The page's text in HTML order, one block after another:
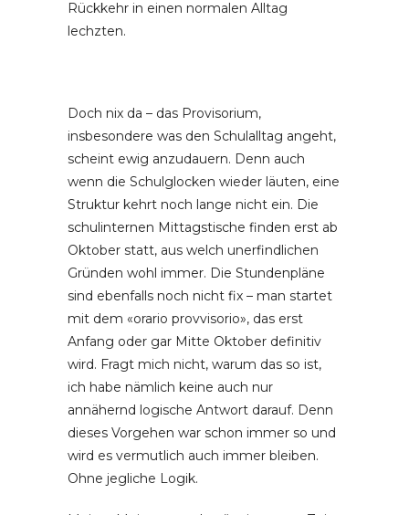
Rückkehr in einen normalen Alltag
lechzten.
Doch nix da – das Provisorium,
insbesondere was den Schulalltag angeht,
scheint ewig anzudauern. Denn auch
wenn die Schulglocken wieder läuten, eine
Struktur kehrt noch lange nicht ein. Die
schulinternen Mittagstische finden erst ab
Oktober statt, aus welch unerfindlichen
Gründen wohl immer. Die Stundenpläne
sind ebenfalls noch nicht fix – man startet
mit dem «orario provvisorio», das erst
Anfang oder gar Mitte Oktober definitiv
wird. Fragt mich nicht, warum das so ist,
ich habe nämlich keine auch nur
annähernd logische Antwort darauf. Denn
dieses Vorgehen war schon immer so und
wird es vermutlich auch immer bleiben.
Ohne jegliche Logik.